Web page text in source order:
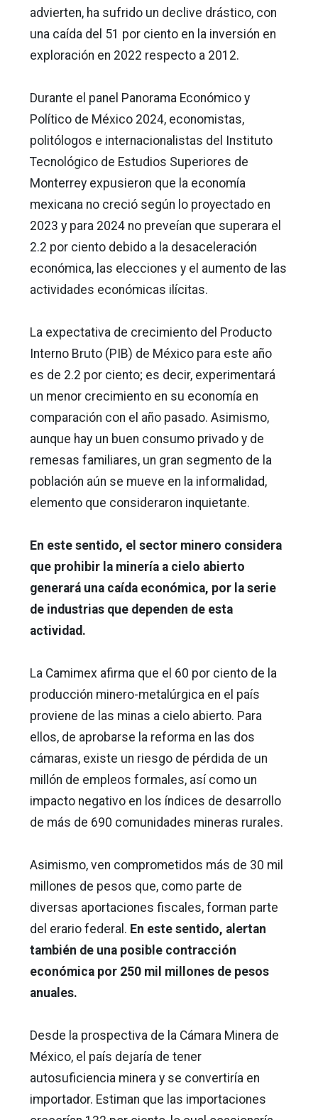
advierten, ha sufrido un declive drástico, con
una caída del 51 por ciento en la inversión en
exploración en 2022 respecto a 2012.
Durante el panel Panorama Económico y
Político de México 2024, economistas,
politólogos e internacionalistas del Instituto
Tecnológico de Estudios Superiores de
Monterrey expusieron que la economía
mexicana no creció según lo proyectado en
2023 y para 2024 no preveían que superara el
2.2 por ciento debido a la desaceleración
económica, las elecciones y el aumento de las
actividades económicas ilícitas.
La expectativa de crecimiento del Producto
Interno Bruto (PIB) de México para este año
es de 2.2 por ciento; es decir, experimentará
un menor crecimiento en su economía en
comparación con el año pasado. Asimismo,
aunque hay un buen consumo privado y de
remesas familiares, un gran segmento de la
población aún se mueve en la informalidad,
elemento que consideraron inquietante.
En este sentido, el sector minero considera
que prohibir la minería a cielo abierto
generará una caída económica, por la serie
de industrias que dependen de esta
actividad.
La Camimex afirma que el 60 por ciento de la
producción minero-metalúrgica en el país
proviene de las minas a cielo abierto. Para
ellos, de aprobarse la reforma en las dos
cámaras, existe un riesgo de pérdida de un
millón de empleos formales, así como un
impacto negativo en los índices de desarrollo
de más de 690 comunidades mineras rurales.
Asimismo, ven comprometidos más de 30 mil
millones de pesos que, como parte de
diversas aportaciones fiscales, forman parte
del erario federal. En este sentido, alertan
también de una posible contracción
económica por 250 mil millones de pesos
anuales.
Desde la prospectiva de la Cámara Minera de
México, el país dejaría de tener
autosuficiencia minera y se convertiría en
importador. Estiman que las importaciones